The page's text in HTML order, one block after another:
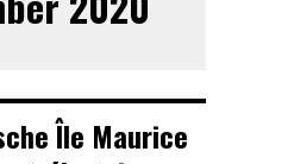
Île Maurice